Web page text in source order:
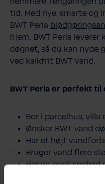
tid. Med nye, smarte og
BWT Perla
hjem. BWT Perla
døgnet, så du kan nyde
ved kalkfrit BWT vand.
BWT Perla er perfekt til
Bor i parcelhus, villa
Ønsker BWT vand
Har et højt
Bruger vand flere
Har en pool,
Vil beskytte dit